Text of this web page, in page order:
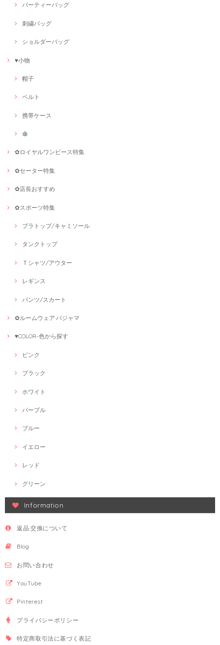
パーティーバッグ
刺繍バッグ
ショルダーバッグ
♥小物
帽子
ベルト
携帯ケース
傘
✿ロイヤルワンピース特集
✿セーター特集
✿店長おすすめ
✿スポーツ特集
ブラトップ/キャミソール
タンクトップ
Ｔシャツ/アウター
レギンス
パンツ/スカート
✿ルームウェア·パジャマ
♥COLOR-色から探す
ピンク
ブラック
ホワイト
パープル
ブルー
イエロー
レッド
グリーン
Information
返品·交換について
Blog
お問い合わせ
YouTube
Pinterest
プライバシーポリシー
特定商取引法に基づく表記